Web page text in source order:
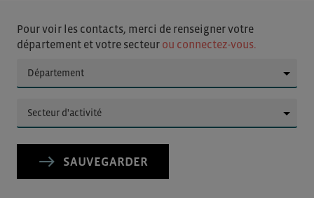
Pour voir les contacts, merci de renseigner votre
département et votre secteur ou connectez-vous.
SAUVEGARDER